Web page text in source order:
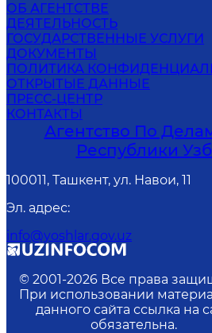
ОБ АГЕНТСТВЕ
ДЕЯТЕЛЬНОСТЬ
ГОСУДАРСТВЕННЫЕ УСЛУГИ
ДОКУМЕНТЫ
ПОЛИТИКА
ОТКРЫТЫЕ ДАННЫЕ
ПРЕСС-ЦЕНТР
КОНТАКТЫ
Агентство По
Республики
100011, Ташкент, ул. Навои, 11
Эл. адрес:
info@yoshlar.gov.uz
© 2001-2026 Все права
При использовании
данного сайта ссылка на
обязательна.